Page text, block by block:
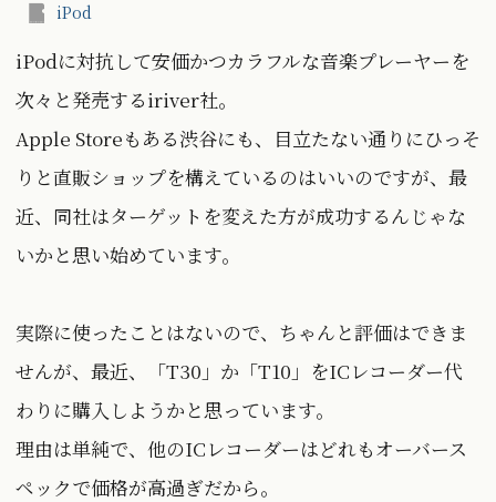
iPod
iPodに対抗して安価かつカラフルな音楽プレーヤーを
次々と発売するiriver社。
Apple Storeもある渋谷にも、目立たない通りにひっそ
りと直販ショップを構えているのはいいのですが、最
近、同社はターゲットを変えた方が成功するんじゃな
いかと思い始めています。
実際に使ったことはないので、ちゃんと評価はできま
せんが、最近、「T30」か「T10」をICレコーダー代
わりに購入しようかと思っています。
理由は単純で、他のICレコーダーはどれもオーバース
ペックで価格が高過ぎだから。